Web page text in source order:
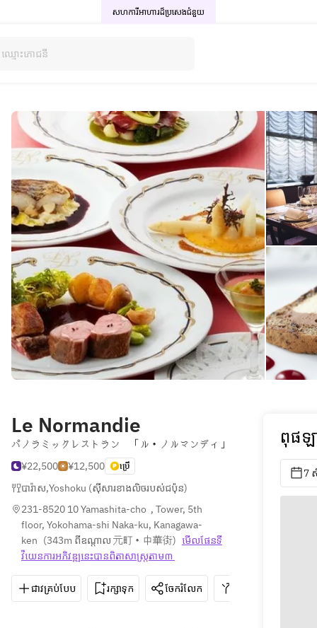
សហការីអាហារដ៏ប្រសេងជំនួយ
Le Normandie
パノラミックレストラン 「ル・ノルマンディ」
¥22,500
¥12,500 ប្រើ
បារ៉ាស,Yoshoku (ស៊ីសារខាងលិចរបស់ជប៉ុន)
231-8520 10 Yamashita-cho  , Tower, 5th
floor, Yokohama-shi Naka-ku, Kanagawa-
ken (343m ពីឧណ្ដាល 元町・中華街) មើលផែនទី​
វីយេន​ការ​អភិវឌ្ឍ​នេះ​បាន​ពិតា​សាស្រ្ត​តាម៣
ជាវគ្រប់បែប រក្សាទុក ចែករំលែក
ពុផឡ
7